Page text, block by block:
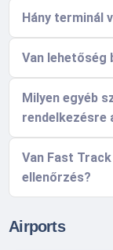
Hány terminál
Van lehetőség
Milyen egyéb
rendelkezésre
Van Fast
ellenőrzés?
Airports